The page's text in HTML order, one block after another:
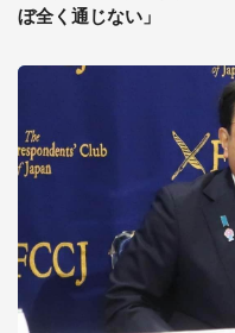
ぼ全く通じない」